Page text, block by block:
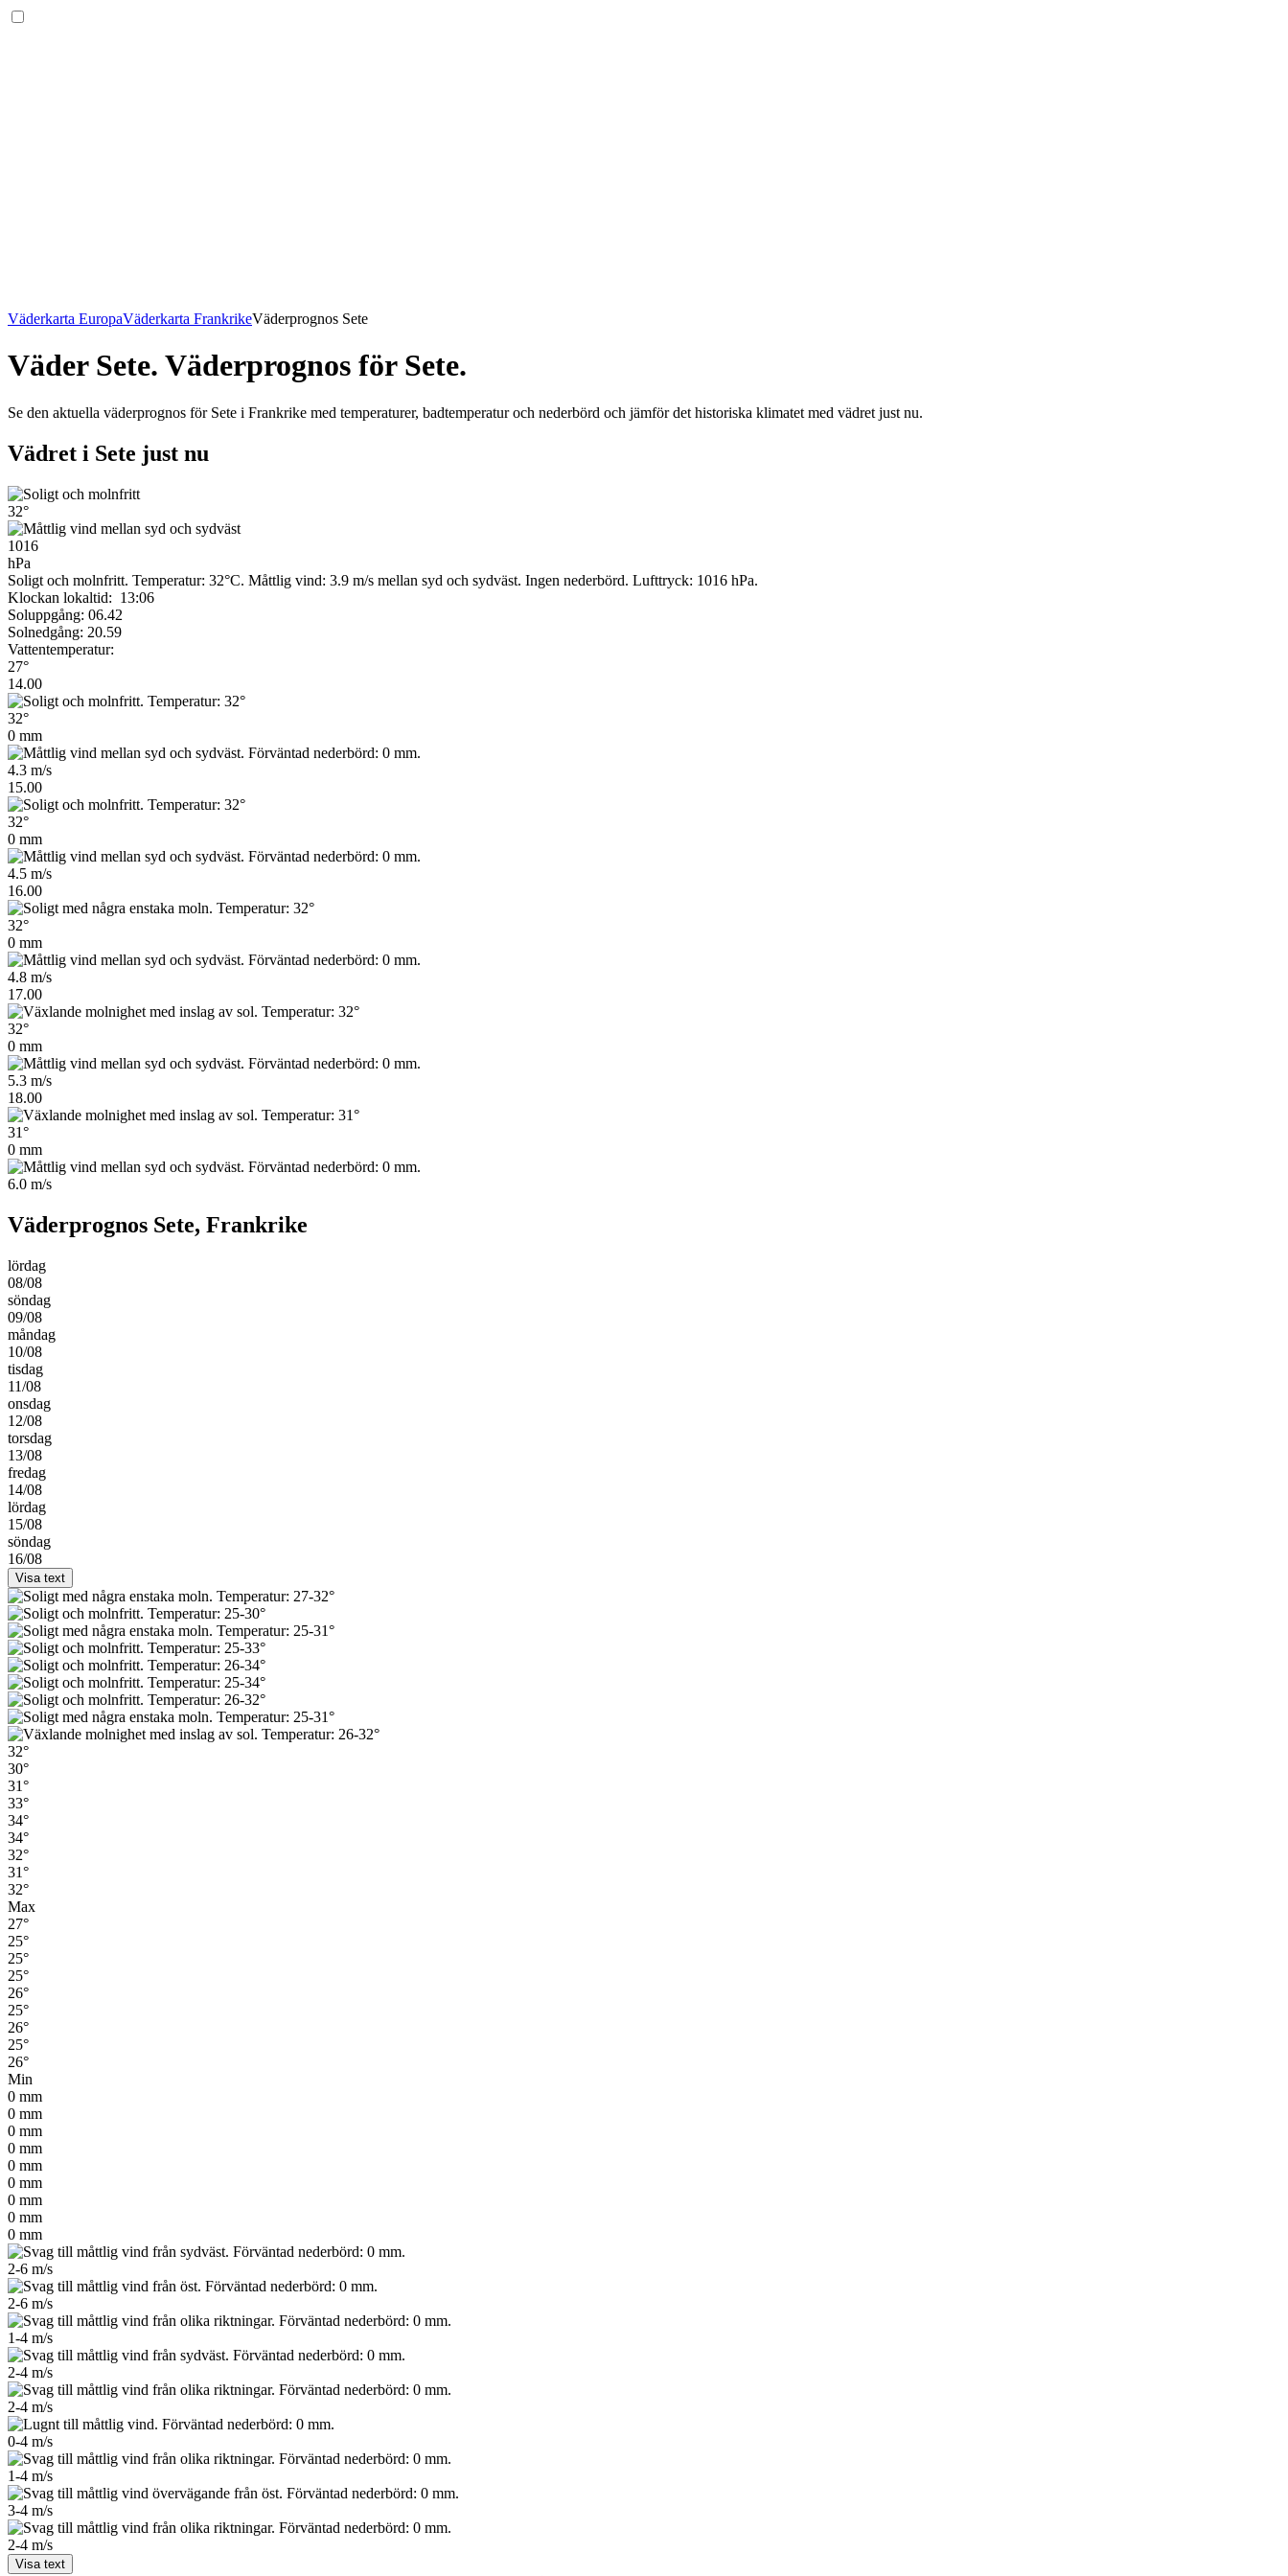
Väderkarta EuropaVäderkarta FrankrikeVäderprognos Sete
Väder Sete. Väderprognos för Sete.
Se den aktuella väderprognos för Sete i Frankrike med temperaturer, badtemperatur och nederbörd och jämför det historiska klimatet med vädret just nu.
Vädret i Sete just nu
32°
1016
hPa
Soligt och molnfritt. Temperatur: 32°C. Måttlig vind: 3.9 m/s mellan syd och sydväst. Ingen nederbörd. Lufttryck: 1016 hPa.
Klockan lokaltid: 13:06
Soluppgång: 06.42
Solnedgång: 20.59
Vattentemperatur:
27°
14.00
32°
0 mm
4.3 m/s
15.00
32°
0 mm
4.5 m/s
16.00
32°
0 mm
4.8 m/s
17.00
32°
0 mm
5.3 m/s
18.00
31°
0 mm
6.0 m/s
Väderprognos Sete, Frankrike
lördag
08/08
söndag
09/08
måndag
10/08
tisdag
11/08
onsdag
12/08
torsdag
13/08
fredag
14/08
lördag
15/08
söndag
16/08
Visa text
32°
30°
31°
33°
34°
34°
32°
31°
32°
Max
27°
25°
25°
25°
26°
25°
26°
25°
26°
Min
0 mm
0 mm
0 mm
0 mm
0 mm
0 mm
0 mm
0 mm
0 mm
2-6 m/s
2-6 m/s
1-4 m/s
2-4 m/s
2-4 m/s
0-4 m/s
1-4 m/s
3-4 m/s
2-4 m/s
Visa text